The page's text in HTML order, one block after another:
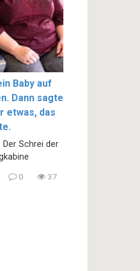
Baby auf
Dann sagte
etwas, das
Der Schrei der
0 37